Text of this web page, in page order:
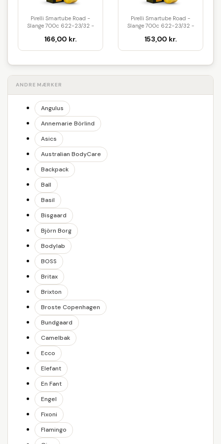
Pirelli Smartube Road -
Slange 700c 622-23/32 -
166,00 kr.
Pirelli Smartube Road -
Slange 700c 622-23/32 -
153,00 kr.
ANDRE MÆRKER
Angulus
Annemarie Börlind
Asics
Australian BodyCare
Backpack
Ball
Basil
Bisgaard
Björn Borg
Bodylab
BOSS
Britax
Brixton
Broste Copenhagen
Bundgaard
Camelbak
Ecco
Elefant
En Fant
Engel
Fixoni
Flamingo